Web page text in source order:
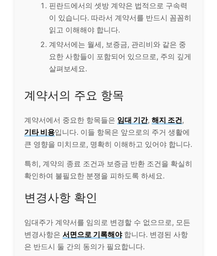
핀란드에서의 셋방 계약은 법적으로 구속력
이 있습니다. 따라서 계약서를 반드시 꼼꼼히
읽고 이해해야 합니다.
계약서에는 월세, 보증금, 관리비와 같은 중
요한 사항들이 포함되어 있으므로, 주의 깊게
살펴보세요.
계약서의 주요 항목
계약서에서 중요한 항목들은 임대 기간, 해지 조건,
기타 비용입니다. 이들 항목은 앞으로의 주거 생활에
큰 영향을 미치므로, 명확히 이해하고 있어야 합니다.
특히, 계약의 종료 조건과 보증금 반환 조건을 확실히
확인하여 불필요한 분쟁을 피하도록 하세요.
변경사항 확인
임대주가 계약서를 임의로 변경할 수 없으므로, 모든
변경사항은 서면으로 기록해야합니다. 변경된 사항
은 반드시 둘 간의 동의가 필요합니다.